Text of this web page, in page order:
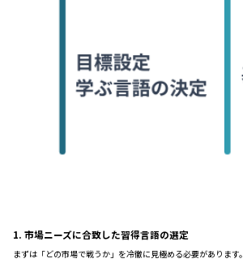
1. 市場ニーズに合致した習得言語の選定
まずは「どの市場で戦うか」を冷徹に見極める必要があります。